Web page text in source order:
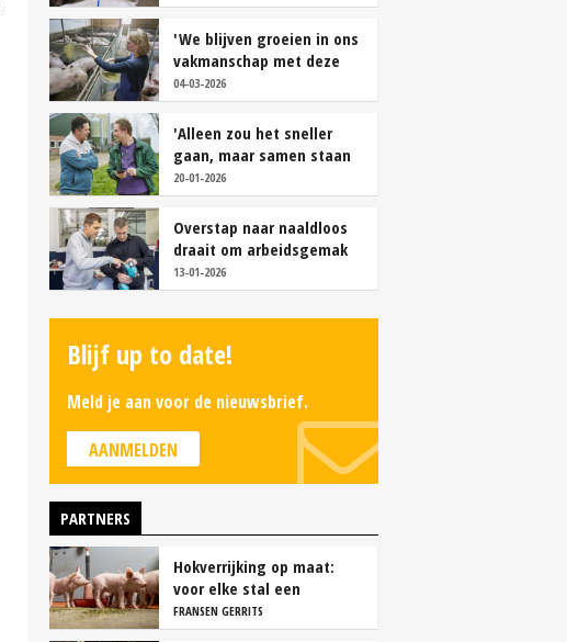
'We blijven groeien in ons
vakmanschap met deze
teamaanpak'
04-03-2026
'Alleen zou het sneller
gaan, maar samen staan
we stukken sterker'
20-01-2026
Overstap naar naaldloos
draait om arbeidsgemak
en diervriendelijkheid
13-01-2026
Blijf up to date!
Meld je aan voor de nieuwsbrief.
AANMELDEN
PARTNERS
Hokverrijking op maat:
voor elke stal een
oplossing
FRANSEN GERRITS